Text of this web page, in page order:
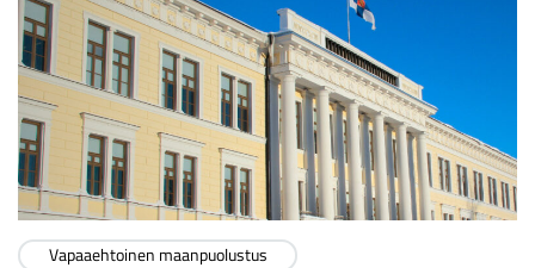
Vapaaehtoinen maanpuolustus